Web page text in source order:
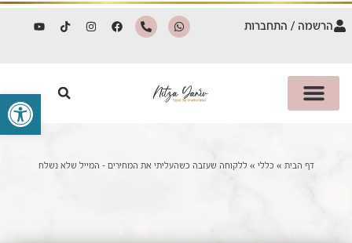
פתח
הרשמה / התחברות
דף הבית » כללי » ללקוחה שעזבה כשהעליתי את המחירים – המייל שלא נשלח